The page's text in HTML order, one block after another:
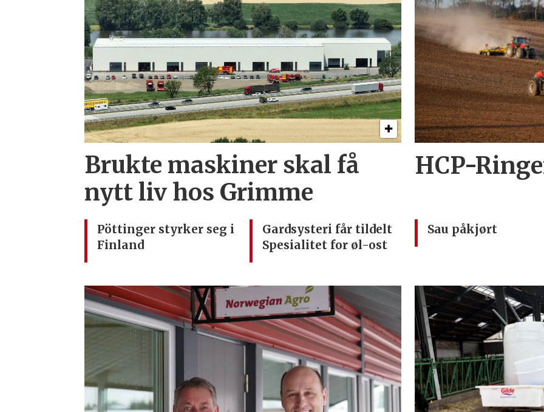
Brukte maskiner skal få
nytt liv hos Grimme
HCP-
Pöttinger styrker seg i
Finland
Gardsysteri får tildelt
Spesialitet for øl-ost
Sau påkjørt